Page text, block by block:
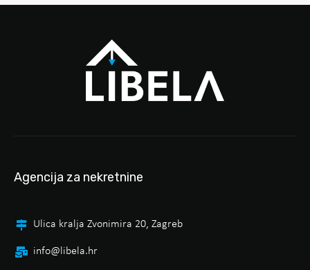
Agencija za nekretnine
Ulica kralja Zvonimira 20, Zagreb
info@libela.hr